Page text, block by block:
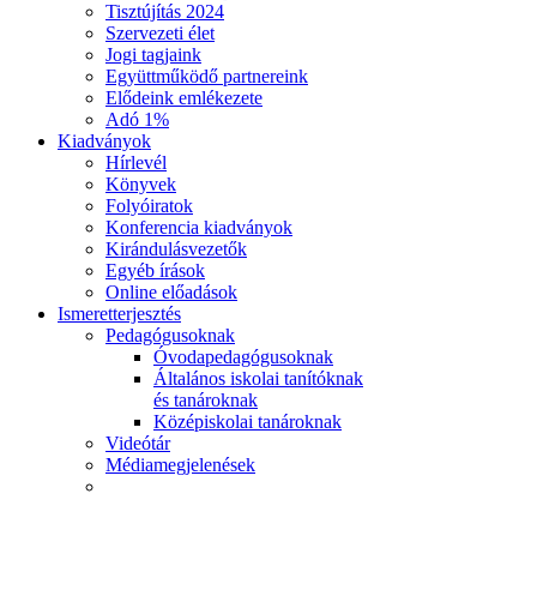
Tisztújítás 2024
Szervezeti élet
Jogi tagjaink
Együttműködő partnereink
Elődeink emlékezete
Adó 1%
Kiadványok
Hírlevél
Könyvek
Folyóiratok
Konferencia kiadványok
Kirándulásvezetők
Egyéb írások
Online előadások
Ismeretterjesztés
Pedagógusoknak
Óvodapedagógusoknak
Általános iskolai tanítóknak
és tanároknak
Középiskolai tanároknak
Videótár
Médiamegjelenések